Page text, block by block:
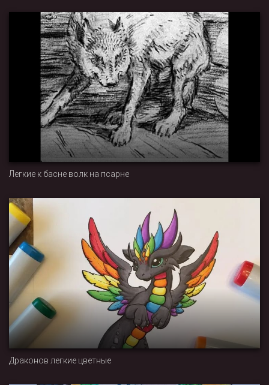
Легкие к басне волк на псарне
Драконов легкие цветные